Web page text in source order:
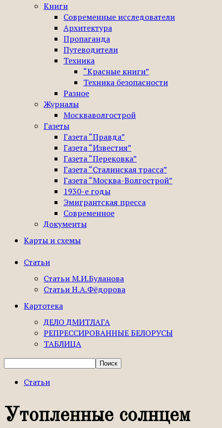
Книги
Современные исследователи
Архитектура
Пропаганда
Путеводители
Техника
“Красные книги”
Техника безопасности
Разное
Журналы
Москваволгострой
Газеты
Газета “Правда”
Газета “Известия”
Газета “Перековка”
Газета “Сталинская трасса”
Газета “Москва-Волгострой”
1930-е годы
Эмигрантская пресса
Современное
Документы
Карты и схемы
Статьи
Статьи М.И.Буланова
Статьи Н.А.Фёдорова
Картотека
ДЕЛО ДМИТЛАГА
РЕПРЕССИРОВАННЫЕ БЕЛОРУСЫ
ТАБЛИЦА
Статьи
Утопленные солнцем